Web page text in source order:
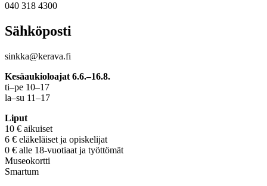
040 318 4300
Sähköposti
sinkka@kerava.fi
Kesäaukioloajat 6.6.–16.8.
ti–pe 10–17
la–su 11–17
Liput
10 € aikuiset
6 € eläkeläiset ja opiskelijat
0 € alle 18-vuotiaat ja työttömät
Museokortti
Smartum